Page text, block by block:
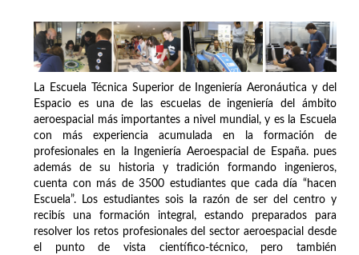
La Escuela Técnica Superior de Ingeniería Aeronáutica y del
Espacio es una de las escuelas de ingeniería del ámbito
aeroespacial más importantes a nivel mundial, y es la Escuela
con más experiencia acumulada en la formación de
profesionales en la Ingeniería Aeroespacial de España. pues
además de su historia y tradición formando ingenieros,
cuenta con más de 3500 estudiantes que cada día “hacen
Escuela”. Los estudiantes sois la razón de ser del centro y
recibís una formación integral, estando preparados para
resolver los retos profesionales del sector aeroespacial desde
el punto de vista científico-técnico, pero también